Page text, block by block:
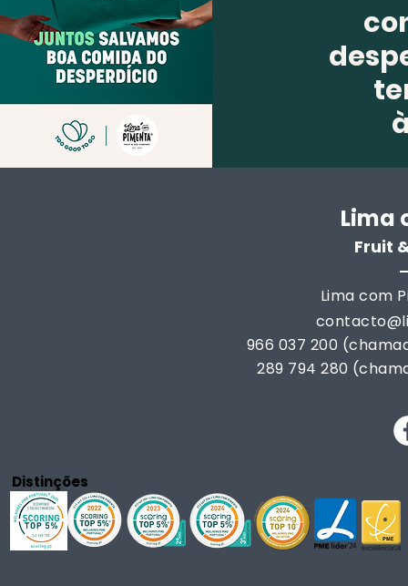
Lima
Fruit
Lima com
966 037 200
289 794 280
Distinções